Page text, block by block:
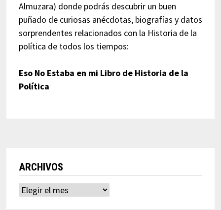
Almuzara) donde podrás descubrir un buen
puñado de curiosas anécdotas, biografías y datos
sorprendentes relacionados con la Historia de la
política de todos los tiempos:
Eso No Estaba en mi Libro de Historia de la
Política
ARCHIVOS
Archivos